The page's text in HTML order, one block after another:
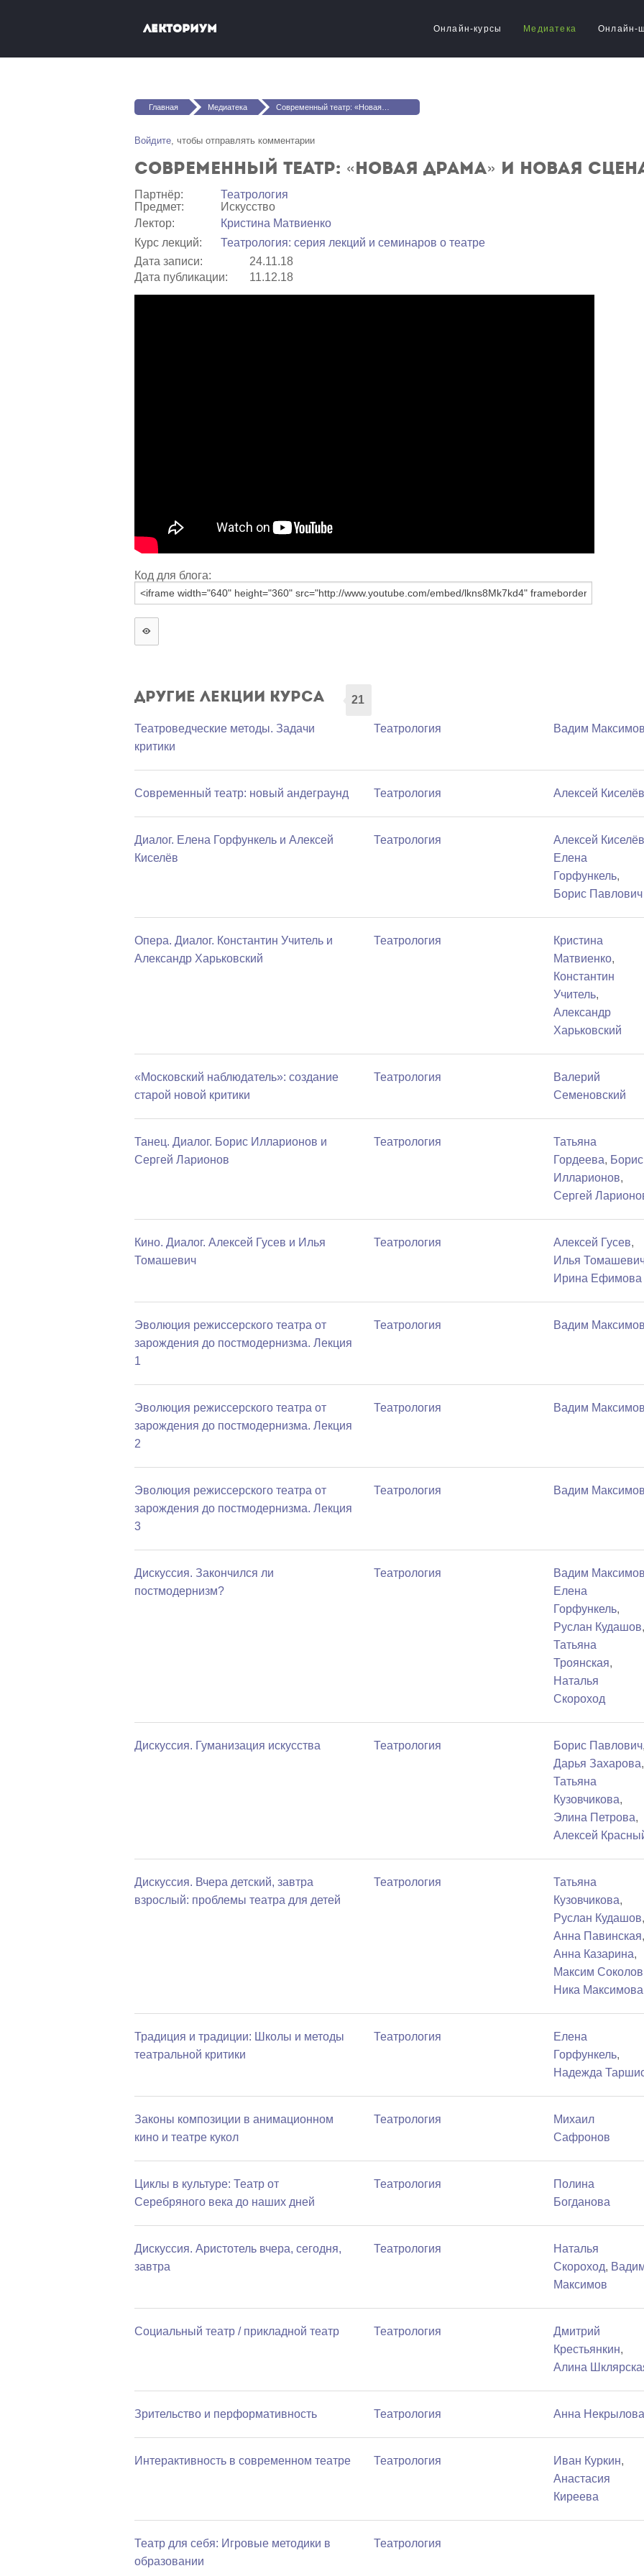
Лекториум Онлайн-курсы Медиатека Онлайн-
Вы здесь
Главная Медиатека Современный театр: «Новая драма» и новая сцена
Войдите, чтобы отправлять комментарии
Современный театр: «Новая драма» и новая
Партнёр:
Театрология
Предмет:
Искусство
Лектор:
Кристина Матвиенко
Курс лекций:
Театрология: серия лекций и семинаров о театре
Дата записи:
24.11.18
Дата публикации:
11.12.18
Код для блога:
Другие лекции курса 21
Театроведческие методы. Задачи
критики
Театрология Вадим Максимов
Современный театр: новый андеграунд Театрология Алексей Киселёв
Диалог. Елена Горфункель и Алексей
Киселёв
Театрология Алексей Киселёв
Елена
Горфункель,
Борис Павлович
Опера. Диалог. Константин Учитель и
Александр Харьковский
Театрология
Кристина
Матвиенко,
Константин
Учитель,
Александр
Харьковский
«Московский наблюдатель»: создание
старой новой критики
Театрология
Валерий
Семеновский
Танец. Диалог. Борис Илларионов и
Сергей Ларионов
Театрология
Татьяна
Гордеева, Борис
Илларионов,
Сергей
Кино. Диалог. Алексей Гусев и Илья
Томашевич
Театрология Алексей Гусев,
Илья
Ирина Ефимова
Эволюция режиссерского театра от
зарождения до постмодернизма. Лекция
1
Театрология Вадим Максимов
Эволюция режиссерского театра от
зарождения до постмодернизма. Лекция
2
Театрология Вадим Максимов
Эволюция режиссерского театра от
зарождения до постмодернизма. Лекция
3
Театрология Вадим Максимов
Дискуссия. Закончился ли
постмодернизм?
Театрология Вадим Максимов
Елена
Горфункель,
Руслан Кудашов,
Татьяна
Троянская,
Наталья
Скороход
Дискуссия. Гуманизация искусства Театрология Борис Павлович,
Дарья Захарова,
Татьяна
Кузовчикова,
Элина Петрова,
Алексей
Дискуссия. Вчера детский, завтра
взрослый: проблемы театра для детей
Театрология
Татьяна
Кузовчикова,
Руслан Кудашов,
Анна Павинская,
Анна Казарина,
Максим Соколов
Ника Максимова
Традиция и традиции: Школы и методы
театральной критики
Театрология
Елена
Горфункель,
Надежда
Законы композиции в анимационном
кино и театре кукол
Театрология
Михаил
Сафронов
Циклы в культуре: Театр от
Серебряного века до наших дней
Театрология
Полина
Богданова
Дискуссия. Аристотель вчера, сегодня,
завтра
Театрология
Наталья
Скороход,
Максимов
Социальный театр / прикладной театр Театрология
Дмитрий
Крестьянкин,
Алина
Зрительство и перформативность Театрология Анна Некрылова
Интерактивность в современном театре Театрология Иван Куркин,
Анастасия
Киреева
Театр для себя: Игровые методики в
образовании
Театрология